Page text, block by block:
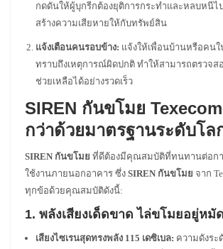
กดดันให้ผู้บุกรีกต้องยุติการกระทำและหลบหนี
สร้างความเสียหายให้กับทรัพย์สิน
แจ้งเตือนคนรอบข้าง: แจ้งให้เพื่อนบ้านหรือคนใ
ทราบถึงเหตุการณ์ผิดปกติ ทำให้สามารถตรวจส
ช่วยเหลือได้อย่างรวดเร็ว
SIREN กันขโมย
กว่าด้วยมาตรฐานระดับโล
SIREN กันขโมย ที่ดีต้องมีคุณสมบัติที่ทนทานต่อกา
ใช้งานภายนอกอาคาร ซึ่ง SIREN กันขโมย จาก
ทุกข้อด้วยคุณสมบัติดังนี้:
1. พลังเสียงเด็ดขาด ไล่ขโมยอยู่หมัด
เสียงไซเรนสุดทรงพลัง 115 เดซิเบล: ความดังระ